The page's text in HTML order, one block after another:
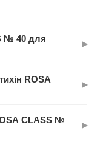
№ 40 для
▸
з дрібними
ROSA
▸
у
CLASS №
▸